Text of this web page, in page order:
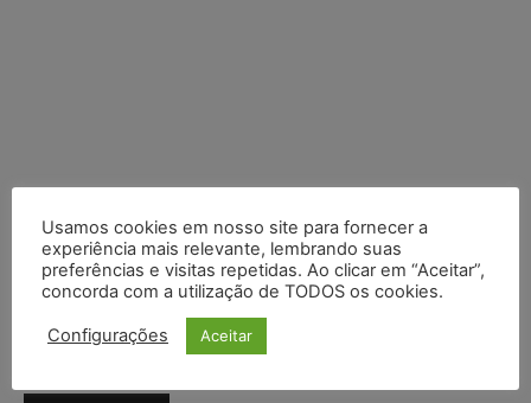
Usamos cookies em nosso site para fornecer a
experiência mais relevante, lembrando suas
preferências e visitas repetidas. Ao clicar em “Aceitar”,
concorda com a utilização de TODOS os cookies.
Configurações Aceitar